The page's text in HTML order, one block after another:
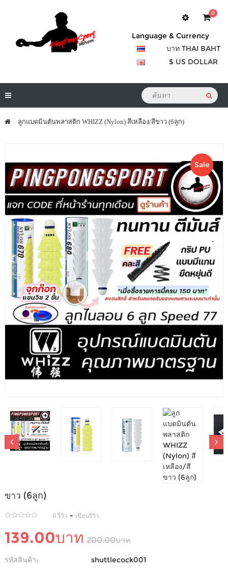
0
Language & Currency
บาท THAI BAHT
$ US DOLLAR
ลูกแบดมินตันพลาสติก WHIZZ (Nylon) สีเหลือง/สีขาว (6ลูก)
Sale
ลูกแบดมินตันพลาสติก WHIZZ (NYLON) สีเหลือง/สี
ขาว (6ลูก)
0 รีวิว - เขียนรีวิว
139.00บาท 200.00บาท
รหัสสินค้า:
shuttlecock001